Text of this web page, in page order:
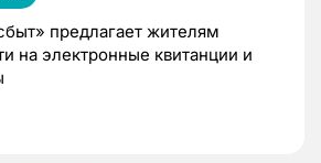
предлагает жителям
на электронные квитанции и